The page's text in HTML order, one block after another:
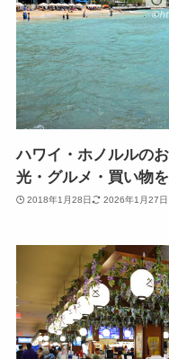
ハワイ・ホノルルの
光・グルメ・買い物
2018年1月28日 2026年1月27日